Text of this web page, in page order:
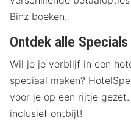
Binz boeken.
Ontdek alle
Wil je je verblijf in een
speciaal maken?
voor je op een rijtje
inclusief ontbijt!